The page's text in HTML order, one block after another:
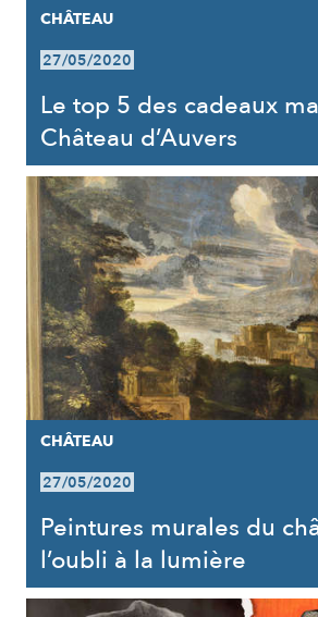
CHÂTEAU
27/05/2020
Le top 5 des cadeaux
Château d’Auvers
CHÂTEAU
27/05/2020
Peintures murales du
l’oubli à la lumière